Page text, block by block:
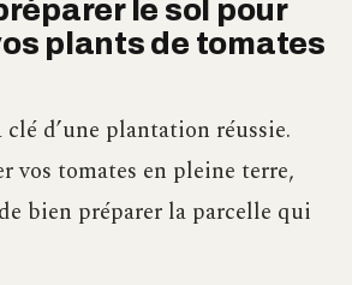
le sol pour
plants de tomates
d’une plantation réussie.
vos tomates en pleine terre,
bien préparer la parcelle qui